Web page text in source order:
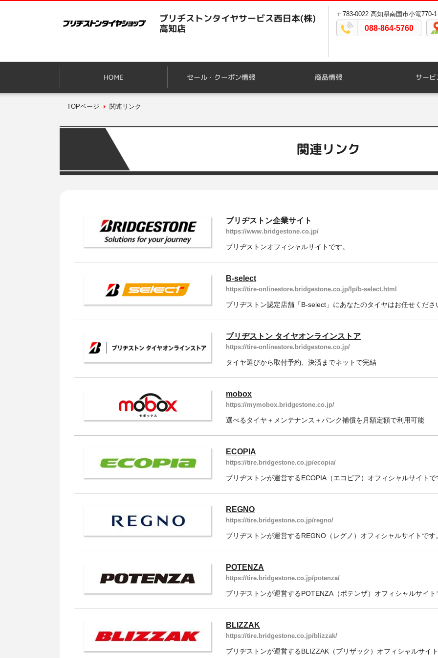
ブリヂストンタイヤサービス西日本(株)
高知店
〒783-0022 高知県南国市小篭770-1
088-864-5760
HOME セール・クーポン情報 商品情報 サー
TOPページ 関連リンク
関連リンク
ブリヂストン企業サイト
https://www.bridgestone.co.jp/
ブリヂストンオフィシャルサイトです。
B-select
https://tire-onlinestore.bridgestone.co.jp/lp/b-select.html
ブリヂストン認定店舗「B-select」にあなたのタイヤはお任せくださ
ブリヂストン タイヤオンラインストア
https://tire-onlinestore.bridgestone.co.jp/
タイヤ選びから取付予約、決済までネットで完結
mobox
https://mymobox.bridgestone.co.jp/
選べるタイヤ＋メンテナンス＋パンク補償を月額定額で利用可能
ECOPIA
https://tire.bridgestone.co.jp/ecopia/
ブリヂストンが運営するECOPIA（エコピア）オフィシャルサイトで
REGNO
https://tire.bridgestone.co.jp/regno/
ブリヂストンが運営するREGNO（レグノ）オフィシャルサイトです
POTENZA
https://tire.bridgestone.co.jp/potenza/
ブリヂストンが運営するPOTENZA（ポテンザ）オフィシャルサイト
BLIZZAK
https://tire.bridgestone.co.jp/blizzak/
ブリヂストンが運営するBLIZZAK（ブリザック）オフィシャルサイ